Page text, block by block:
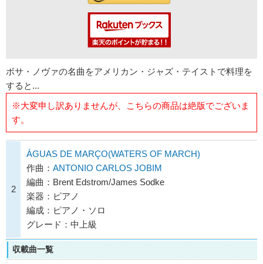
ボサ・ノヴァの名曲をアメリカン・ジャズ・テイストで料理を
すると...
※大変申し訳ありませんが、こちらの商品は絶版でございま
す。
2
ÁGUAS DE MARÇO(WATERS OF MARCH)
作曲： ANTONIO CARLOS JOBIM
編曲：Brent Edstrom/James Sodke
楽器：ピアノ
編成：ピアノ・ソロ
グレード：中上級
収載曲一覧